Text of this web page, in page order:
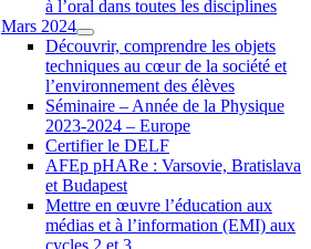
à l’oral dans toutes les disciplines
Mars 2024
Découvrir, comprendre les objets
techniques au cœur de la société et
l’environnement des élèves
Séminaire – Année de la Physique
2023-2024 – Europe
Certifier le DELF
AFEp pHARe : Varsovie, Bratislava
et Budapest
Mettre en œuvre l’éducation aux
médias et à l’information (EMI) aux
cycles 2 et 3